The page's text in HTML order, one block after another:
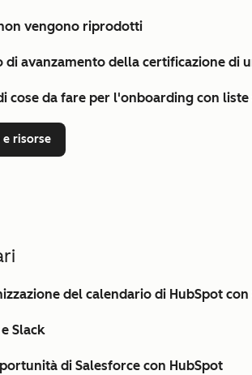
vengono riprodotti
avanzamento della certificazione di
cose da fare per l'onboarding con
e risorse
del calendario di HubSpot
Slack
di Salesforce con HubSpot